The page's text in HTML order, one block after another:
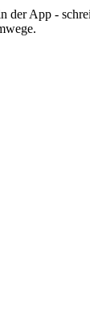
der App -